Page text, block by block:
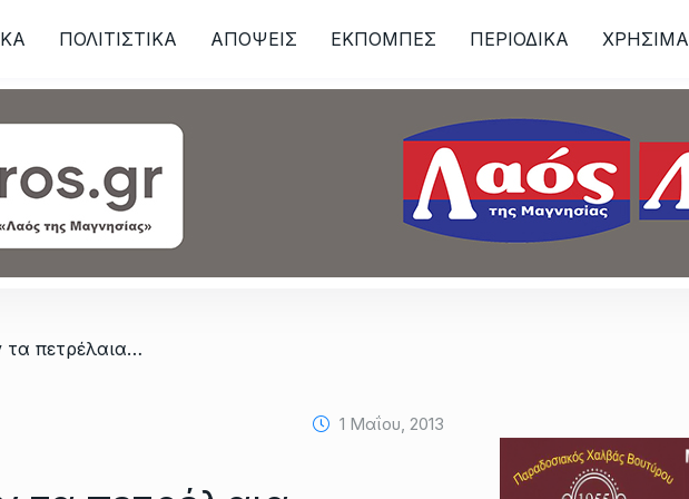
ΠΟΛΙΤΙΣΤΙΚΑ ΑΠΟΨΕΙΣ ΕΚΠΟΜΠΕΣ ΠΕΡΙΟΔΙΚΑ ΧΡΗΣΙΜΑ
τα πετρέλαια…
1 Μαΐου, 2013